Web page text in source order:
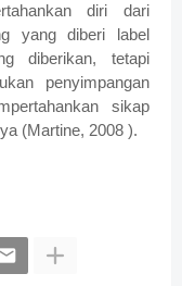
diri dari
yang diberi label
diberikan, tetapi
penyimpangan
sikap
(Martine, 2008 ).